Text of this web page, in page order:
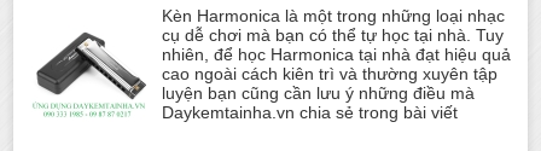
Kèn Harmonica là một trong những loại nhạc
cụ dễ chơi mà bạn có thể tự học tại nhà. Tuy
nhiên, để học Harmonica tại nhà đạt hiệu quả
cao ngoài cách kiên trì và thường xuyên tập
luyện bạn cũng cần lưu ý những điều mà
Daykemtainha.vn chia sẻ trong bài viết